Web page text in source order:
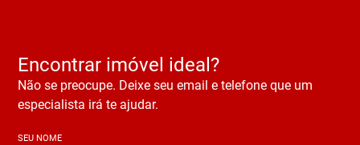
Encontrar imóvel ideal?
Não se preocupe. Deixe seu email e telefone que um
especialista irá te ajudar.
SEU NOME